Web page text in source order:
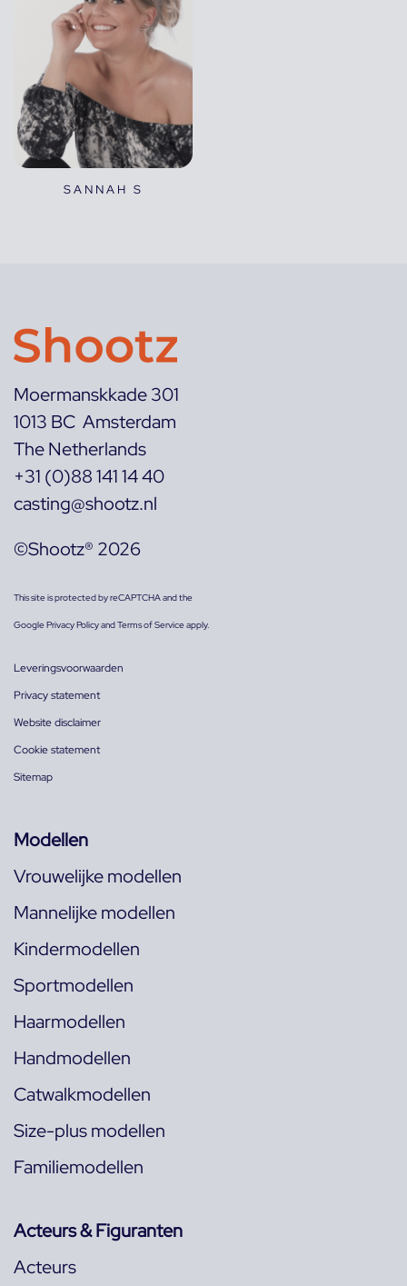
SANNAH S
Moermanskkade 301
1013 BC Amsterdam
The Netherlands
+31 (0)88 141 14 40
casting@shootz.nl
©Shootz® 2026
This site is protected by reCAPTCHA and the
GooglePrivacy PolicyandTerms of Serviceapply.
Leveringsvoorwaarden
Privacy statement
Website disclaimer
Cookie statement
Sitemap
Modellen
Vrouwelijke modellen
Mannelijke modellen
Kindermodellen
Sportmodellen
Haarmodellen
Handmodellen
Catwalkmodellen
Size-plus modellen
Familiemodellen
Acteurs & Figuranten
Acteurs